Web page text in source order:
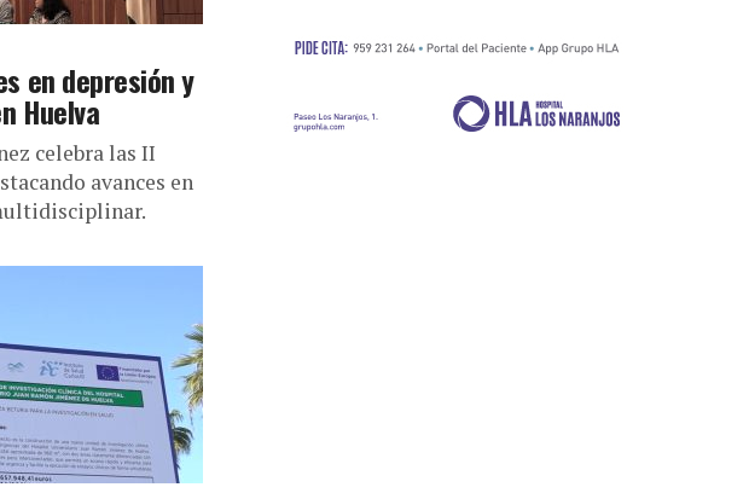
en depresión y
Huelva
celebra las II
avances en